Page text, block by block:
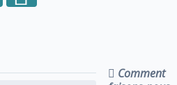
Comment